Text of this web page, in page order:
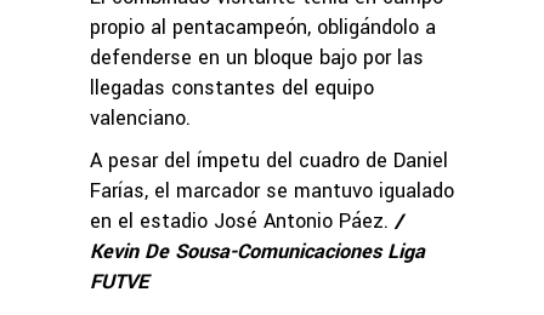
propio al pentacampeón, obligándolo a
defenderse en un bloque bajo por las
llegadas constantes del equipo
valenciano.
A pesar del ímpetu del cuadro de Daniel
Farías, el marcador se mantuvo igualado
en el estadio José Antonio Páez./
Kevin De Sousa-Comunicaciones Liga
FUTVE